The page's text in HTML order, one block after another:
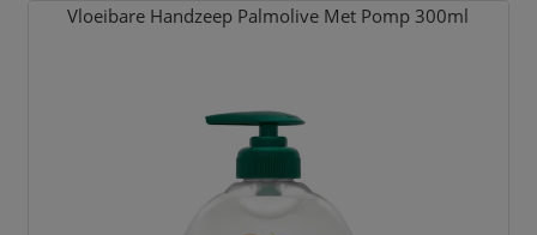
Vloeibare Handzeep Palmolive Met Pomp 300ml